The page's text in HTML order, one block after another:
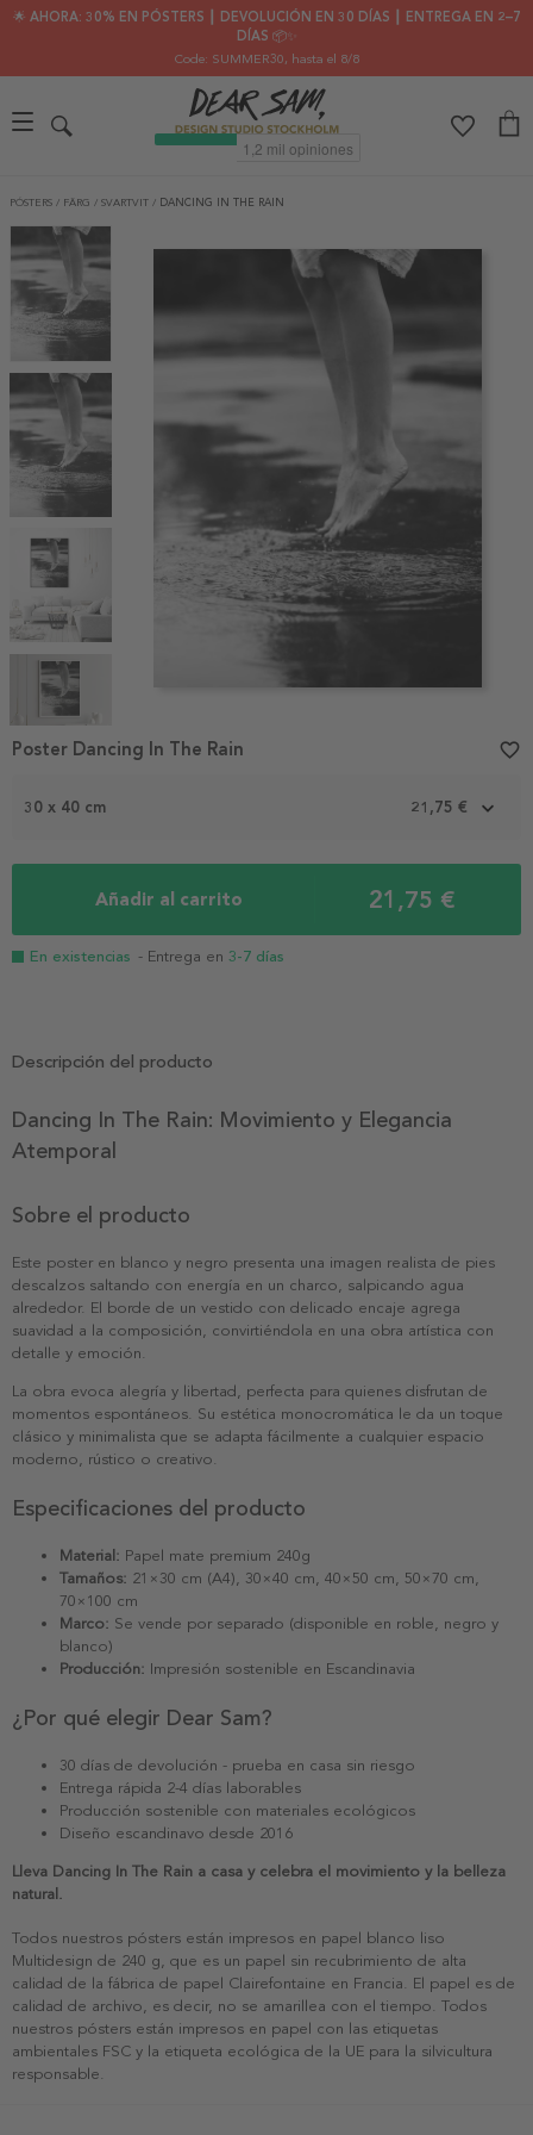
🌟 AHORA: 30% EN PÓSTERS ┃ DEVOLUCIÓN EN 30 DÍAS ┃ ENTREGA EN 2–7
DÍAS 📦✨
Code: SUMMER30, hasta el 8/8
PÓSTERS / FÄRG / SVARTVIT / DANCING IN THE RAIN
1
30 x 40 cm 21,75 €
Añadir al carrito 21,75 €
En existencias - Entrega en 3-7 días
Poster Dancing In The Rain favorite_border
Descripción del producto
Dancing In The Rain: Movimiento y Elegancia
Atemporal
Sobre el producto
Este poster en blanco y negro presenta una imagen realista de pies
descalzos saltando con energía en un charco, salpicando agua
alrededor. El borde de un vestido con delicado encaje agrega
suavidad a la composición, convirtiéndola en una obra artística con
detalle y emoción.
La obra evoca alegría y libertad, perfecta para quienes disfrutan de
momentos espontáneos. Su estética monocromática le da un toque
clásico y minimalista que se adapta fácilmente a cualquier espacio
moderno, rústico o creativo.
Especificaciones del producto
Material: Papel mate premium 240g
Tamaños: 21×30 cm (A4), 30×40 cm, 40×50 cm, 50×70 cm,
70×100 cm
Marco: Se vende por separado (disponible en roble, negro y
blanco)
Producción: Impresión sostenible en Escandinavia
¿Por qué elegir Dear Sam?
30 días de devolución - prueba en casa sin riesgo
Entrega rápida 2-4 días laborables
Producción sostenible con materiales ecológicos
Diseño escandinavo desde 2016
Lleva Dancing In The Rain a casa y celebra el movimiento y la belleza
natural.
Todos nuestros pósters están impresos en papel blanco liso
Multidesign de 240 g, que es un papel sin recubrimiento de alta
calidad de la fábrica de papel Clairefontaine en Francia. El papel es de
calidad de archivo, es decir, no se amarillea con el tiempo. Todos
nuestros pósters están impresos en papel con las etiquetas
ambientales FSC y la etiqueta ecológica de la UE para la silvicultura
responsable.